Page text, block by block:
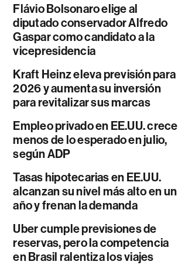
Flávio Bolsonaro elige al
diputado conservador Alfredo
Gaspar como candidato a la
vicepresidencia
Kraft Heinz eleva previsión para
2026 y aumenta su inversión
para revitalizar sus marcas
Empleo privado en EE.UU. crece
menos de lo esperado en julio,
según ADP
Tasas hipotecarias en EE.UU.
alcanzan su nivel más alto en un
año y frenan la demanda
Uber cumple previsiones de
reservas, pero la competencia
en Brasil ralentiza los viajes